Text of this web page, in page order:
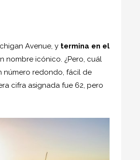
Avenue, y termina en el
nombre icónico. ¿Pero, cuál
número redondo, fácil de
cifra asignada fue 62, pero